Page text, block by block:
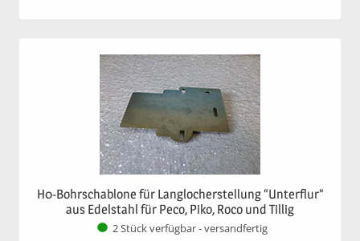
H0-Bohrschablone für Langlocherstellung “Unterflur“
aus Edelstahl für Peco, Piko, Roco und Tillig
2 Stück verfügbar - versandfertig